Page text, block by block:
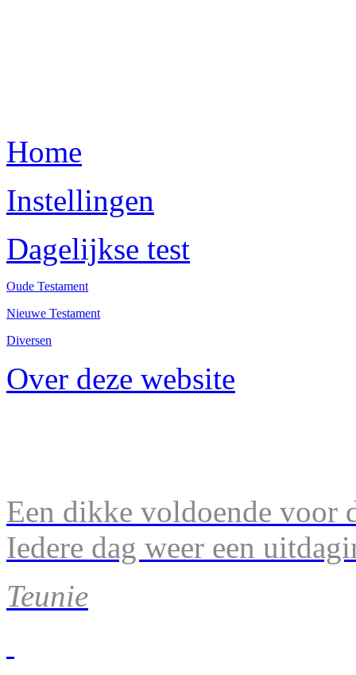
Home
Instellingen
Dagelijkse test
Oude Testament
Nieuwe Testament
Diversen
Over deze website
Een dikke voldoende voor
Iedere dag weer een
Teunie